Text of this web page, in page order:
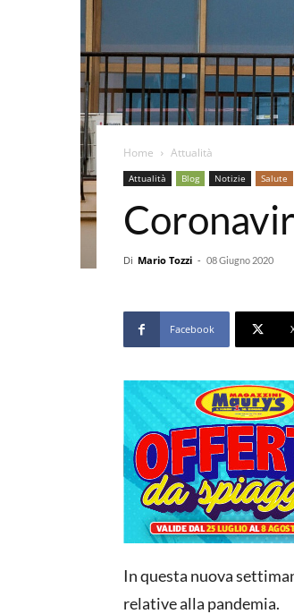
Home Attualità
Attualità Blog Notizie Salute
Di Mario Tozzi - 08 Giugno 2020
Facebook
In questa nuova
relative alla pandemia.